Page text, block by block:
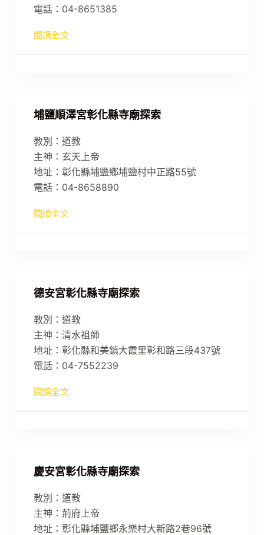
電話：04-8651385
閱讀全文
埔鹽順澤宮彰化縣寺廟探索
教別：道教
主神：玄天上帝
地址：彰化縣埔鹽鄉埔鹽村中正路55號
電話：04-8658890
閱讀全文
德安宮彰化縣寺廟探索
教別：道教
主神：清水祖師
地址：彰化縣和美鎮大霞里彰和路三段437號
電話：04-7552239
閱讀全文
慶安宮彰化縣寺廟探索
教別：道教
主神：荊府上帝
地址：彰化縣埔鹽鄉永樂村大新路2巷96號